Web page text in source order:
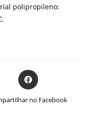
polipropileno:
Abre
em
uma
nova
no Facebook